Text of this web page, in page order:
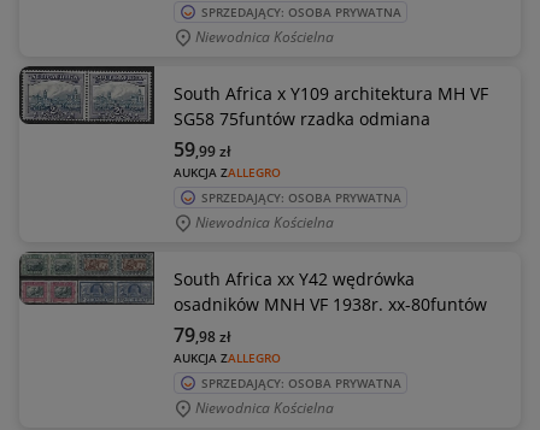
SPRZEDAJĄCY: OSOBA PRYWATNA
Niewodnica Kościelna
South Africa x Y109 architektura MH VF
SG58 75funtów rzadka odmiana
AUKCJA ZALLEGRO
59,99zł
SPRZEDAJĄCY: OSOBA PRYWATNA
Niewodnica Kościelna
South Africa xx Y42 wędrówka
osadników MNH VF 1938r. xx-80funtów
AUKCJA ZALLEGRO
79,98zł
SPRZEDAJĄCY: OSOBA PRYWATNA
Niewodnica Kościelna